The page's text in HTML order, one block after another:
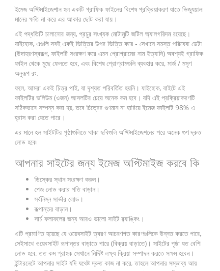
ইমেজ অপ্টিমাইজেশান হল একটি গ্রাফিক ফাইলের বিশেষ প্রক্রিয়াকরণ যাতে ভিজ্যুয়াল
মানের ক্ষতি না করে এর আকার ছোট করা যায়।
এই পদ্ধতিটি চালানোর জন্য, প্রচুর সংখ্যক মোটামুটি জটিল অ্যালগরিদম রয়েছে।
যাইহোক, এগুলি সবই একই ভিত্তির উপর ভিত্তি করে - সেখানে সমস্ত পরিষেবা ডেটা
(উদাহরণস্বরূপ, ফাইলটি সংরক্ষণ করে এমন প্রোগ্রামের নাম ইত্যাদি) অবশ্যই গ্রাফিক
ফাইল থেকে মুছে ফেলতে হবে, এবং বিশেষ প্রোগ্রামগুলি ব্যবহার করে, মার্জ / মসৃণ
অনুরূপ রং.
ফলে, আমরা একই চিত্র পাই, যা দৃশ্যত পরিবর্তিত হয়নি। যাইহোক, বাইটে এই
ফাইলটির ভলিউম (ওজন) আসলটির চেয়ে অনেক কম হবে। যদি এই প্রক্রিয়াকরণটি
সঠিকভাবে সম্পন্ন করা হয়, তবে চিত্রের গুণমান না হারিয়ে ইমেজ ফাইলটি 98% এ
হ্রাস করা যেতে পারে।
এর মানে হল সাইটটির পৃষ্ঠাগুলিতে থাকা ছবিগুলি অপ্টিমাইজেশনের পরে অনেক গুণ দ্রুত
লোড হবে৷
আপনার সাইটের জন্য ইমেজ অপ্টিমাইজ করবে কি
ডিস্কের স্থান সংরক্ষণ করুন।
পেজ লোড করার গতি বাড়ান।
সর্বনিম্ন সার্ভার লোড।
রূপান্তর বাড়ান।
সার্চ ফলাফলের জন্য আরও ভালো সাইট র‌্যাঙ্কিং।
এটি প্রমাণিত হয়েছে যে ওয়েবসাইট ত্বরণ আচরণগত কারণগুলিকে উন্নত করতে পারে,
সেইসাথে ওয়েবসাইট রূপান্তর বাড়াতে পারে (বিক্রয় বাড়াতে)। সাইটের পৃষ্ঠা যত বেশি
লোড হবে, তত কম গ্রাহক সেখানে নির্দিষ্ট লক্ষ্য ক্রিয়া সম্পাদন করতে সক্ষম হবেন।
ইন্টারনেটে আপনার সাইট যদি যথেষ্ট দ্রুত কাজ না করে, তাহলে আপনার সম্ভাব্য আয়